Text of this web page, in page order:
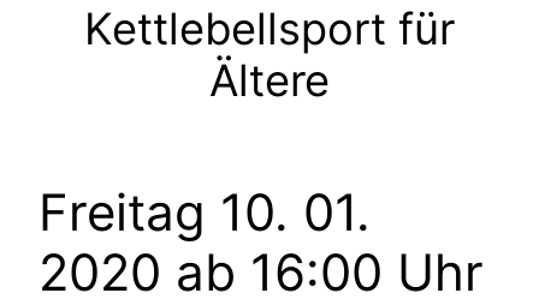
Kettlebellsport für
Ältere
Freitag 10. 01.
2020 ab 16:00 Uhr